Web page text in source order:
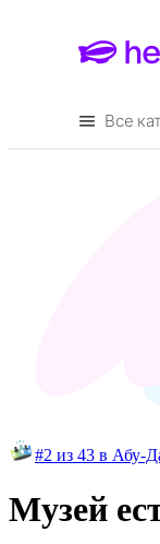
Все
#2 из 43 в Абу-
Музей